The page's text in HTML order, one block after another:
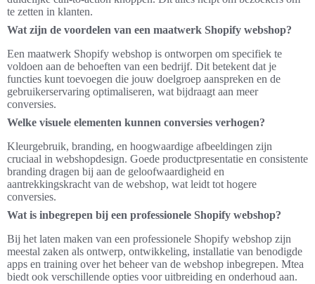
te zetten in klanten.
Wat zijn de voordelen van een maatwerk Shopify webshop?
Een maatwerk Shopify webshop is ontworpen om specifiek te
voldoen aan de behoeften van een bedrijf. Dit betekent dat je
functies kunt toevoegen die jouw doelgroep aanspreken en de
gebruikerservaring optimaliseren, wat bijdraagt aan meer
conversies.
Welke visuele elementen kunnen conversies verhogen?
Kleurgebruik, branding, en hoogwaardige afbeeldingen zijn
cruciaal in webshopdesign. Goede productpresentatie en consistente
branding dragen bij aan de geloofwaardigheid en
aantrekkingskracht van de webshop, wat leidt tot hogere
conversies.
Wat is inbegrepen bij een professionele Shopify webshop?
Bij het laten maken van een professionele Shopify webshop zijn
meestal zaken als ontwerp, ontwikkeling, installatie van benodigde
apps en training over het beheer van de webshop inbegrepen. Mtea
biedt ook verschillende opties voor uitbreiding en onderhoud aan.